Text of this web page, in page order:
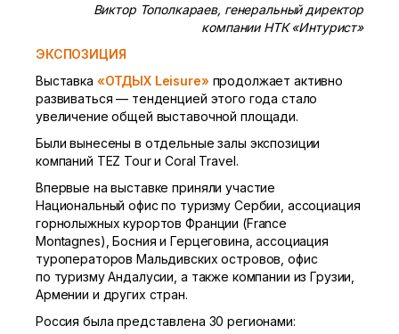
Виктор Тополкараев, генеральный директор
компании НТК «Интурист»
ЭКСПОЗИЦИЯ
Выставка «ОТДЫХ Leisure» продолжает активно
развиваться — тенденцией этого года стало
увеличение общей выставочной площади.
Были вынесены в отдельные залы экспозиции
компаний TEZ Tour и Coral Travel.
Впервые на выставке приняли участие
Национальный офис по туризму Сербии, ассоциация
горнолыжных курортов Франции (France
Montagnes), Босния и Герцеговина, ассоциация
туроператоров Мальдивских островов, офис
по туризму Андалусии, а также компании из Грузии,
Армении и других стран.
Россия была представлена 30 регионами: